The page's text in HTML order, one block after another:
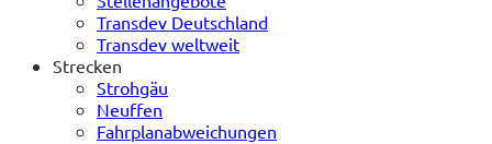
Transdev Deutschland
Transdev weltweit
Strecken
Strohgäu
Neuffen
Fahrplanabweichungen